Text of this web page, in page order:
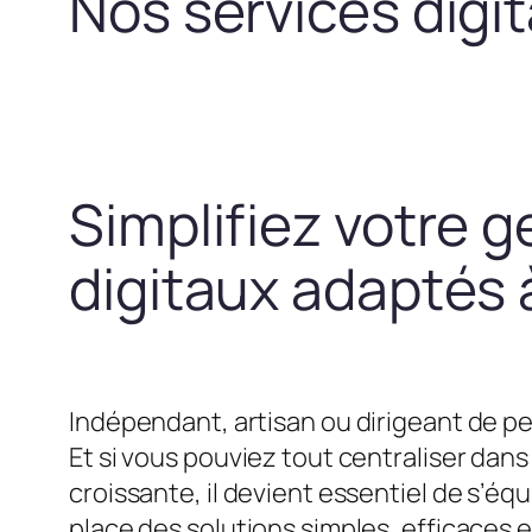
Simplifiez votre
digitaux
Indépendant, artisan ou dirigeant de
Et si vous pouviez tout centraliser
croissante, il devient essentiel de